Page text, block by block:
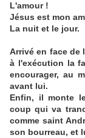
L'amour !
Jésus est mon
La nuit et le jour.
Arrivé en face de
à l'exécution la
encourager, au
avant lui.
Enfin, il monte
coup qui va
comme saint
son bourreau, et